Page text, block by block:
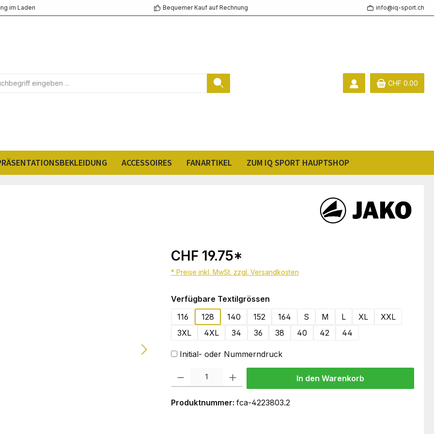
im Laden Bequemer Kauf auf Rechnung info@iq-sport.ch
CHF 0.00
ACCESSOIRES FANARTIKEL ZUM IQ SPORT HAUPTSHOP
CHF 19.75*
* Preise inkl. MwSt. zzgl. Versandkosten
Verfügbare Textilgrössenauswählen
116
128 140 152 164 S M L XL
XXL
3XL
4XL 34 36 38 40 42 44
Initial- oder Nummerndruck
In den Warenkorb
Produktnummer: fca-4223803.2